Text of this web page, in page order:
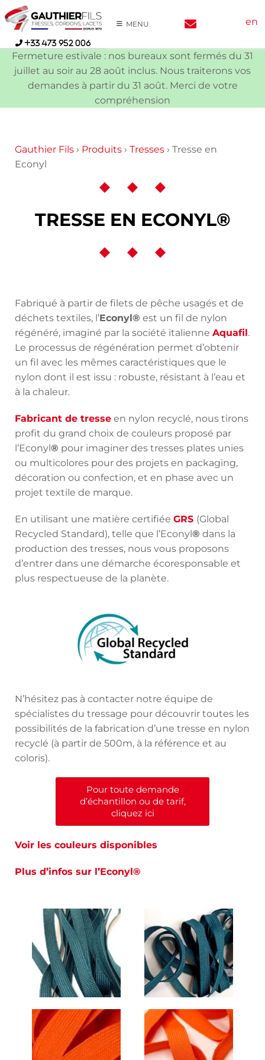
Skip
to
content
+33 473 952 006
MENU en
Fermeture estivale : nos bureaux sont fermés du 31
juillet au soir au 28 août inclus. Nous traiterons vos
demandes à partir du 31 août. Merci de votre
compréhension
Gauthier Fils › Produits › Tresses › Tresse en
Econyl
TRESSE EN ECONYL®
Fabriqué à partir de filets de pêche usagés et de
déchets textiles, l’Econyl® est un fil de nylon
régénéré, imaginé par la société italienne Aquafil.
Le processus de régénération permet d’obtenir
un fil avec les mêmes caractéristiques que le
nylon dont il est issu : robuste, résistant à l’eau et
à la chaleur.
Fabricant de tresse en nylon recyclé, nous tirons
profit du grand choix de couleurs proposé par
l’Econyl® pour imaginer des tresses plates unies
ou multicolores pour des projets en packaging,
décoration ou confection, et en phase avec un
projet textile de marque.
En utilisant une matière certifiée GRS (Global
Recycled Standard), telle que l’Econyl® dans la
production des tresses, nous vous proposons
d’entrer dans une démarche écoresponsable et
plus respectueuse de la planète.
N’hésitez pas à contacter notre équipe de
spécialistes du tressage pour découvrir toutes les
possibilités de la fabrication d’une tresse en nylon
recyclé (à partir de 500m, à la référence et au
coloris).
Pour toute demande
d’échantillon ou de tarif,
cliquez ici
Voir les couleurs disponibles
Plus d’infos sur l’Econyl®